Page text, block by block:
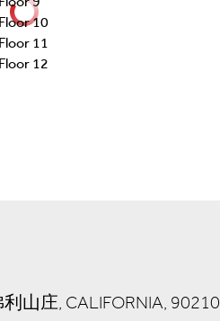
山庄, CALIFORNIA, 90210